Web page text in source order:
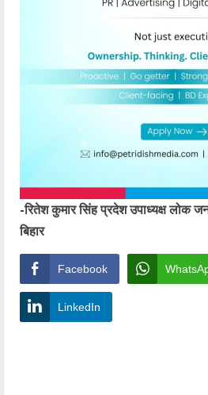
-रितेश कुमार सिंह प्रदेश उपाध्यक्ष लोक
बिहार
Facebook
LinkedIn